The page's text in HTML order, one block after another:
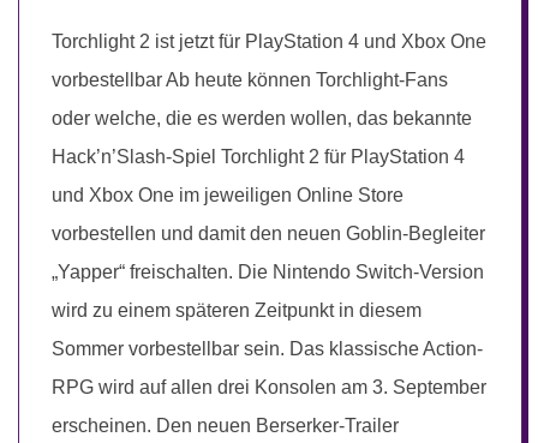
Torchlight 2 ist jetzt für PlayStation 4 und Xbox One
vorbestellbar Ab heute können Torchlight-Fans
oder welche, die es werden wollen, das bekannte
Hack’n’Slash-Spiel Torchlight 2 für PlayStation 4
und Xbox One im jeweiligen Online Store
vorbestellen und damit den neuen Goblin-Begleiter
„Yapper“ freischalten. Die Nintendo Switch-Version
wird zu einem späteren Zeitpunkt in diesem
Sommer vorbestellbar sein. Das klassische Action-
RPG wird auf allen drei Konsolen am 3. September
erscheinen. Den neuen Berserker-Trailer